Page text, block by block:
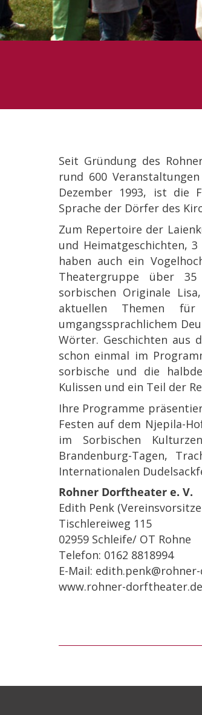
Seit Gründung des
rund 600
Dezember 1993, ist die
Sprache der Dörfer des
Zum Repertoire der
und Heimatgeschichten,
haben auch ein
Theatergruppe über
sorbischen Originale
aktuellen Themen
umgangssprachlichem
Wörter. Geschichten aus
schon einmal im
sorbische und die
Kulissen und ein Teil der
Ihre Programme
Festen auf dem Njepila-
im Sorbischen
Brandenburg-Tagen,
Internationalen
Rohner Dorftheater e. V.
Edith Penk
Tischlereiweg 115
02959 Schleife/ OT Rohne
Telefon: 0162 8818994
E-Mail:
www.rohner-dorftheater.de